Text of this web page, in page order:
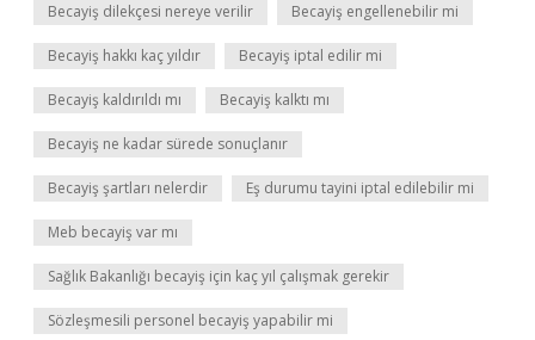
Becayiş dilekçesi nereye verilir Becayiş engellenebilir mi
Becayiş hakkı kaç yıldır Becayiş iptal edilir mi
Becayiş kaldırıldı mı Becayiş kalktı mı
Becayiş ne kadar sürede sonuçlanır
Becayiş şartları nelerdir Eş durumu tayini iptal edilebilir mi
Meb becayiş var mı
Sağlık Bakanlığı becayiş için kaç yıl çalışmak gerekir
Sözleşmesili personel becayiş yapabilir mi